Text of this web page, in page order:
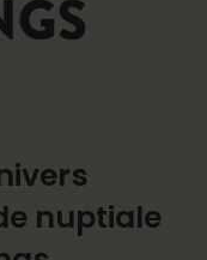
nuptiale